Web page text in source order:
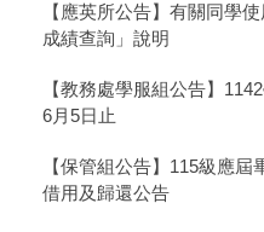
【應英所公告】有關同學
成績查詢」說明
【教務處學服組公告】
6月5日止
【保管組公告】115級應
借用及歸還公告